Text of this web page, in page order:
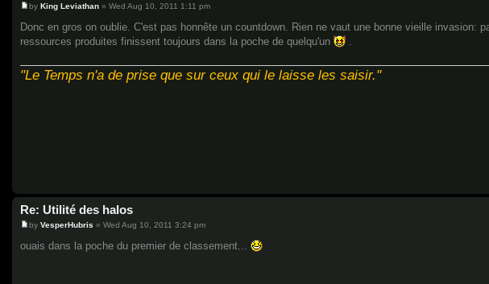
P
s
t
by King Leviathan » Wed Aug 10, 2011 1:11 pm
Donc en gros on oublie. C'est pas honnête un countdown. Rien ne vaut une bonne vieille invasion:
ressources produites finissent toujours dans la poche de quelqu'un
"Le Temps n'a de prise que sur ceux qui le laisse les saisir."
Re: Utilité des halos
P
s
by VesperHubris » Wed Aug 10, 2011 3:24 pm
ouais dans la poche du premier de classement...